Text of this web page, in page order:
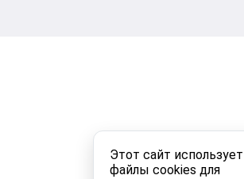
Этот сайт использует
файлы cookies для